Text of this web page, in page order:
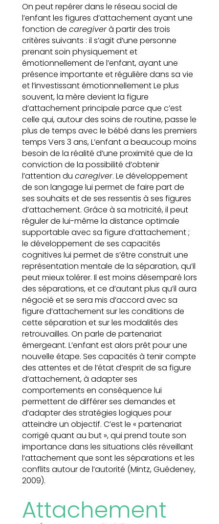
On peut repérer dans le réseau social de
l’enfant les figures d’attachement ayant une
fonction de caregiverà partir des trois
critères suivants : il s’agit d’une personne
prenant soin physiquement et
émotionnellement de l’enfant, ayant une
présence importante et régulière dans sa vie
et l’investissant émotionnellement Le plus
souvent, la mère devient la figure
d’attachement principale parce que c’est
celle qui, autour des soins de routine, passe le
plus de temps avec le bébé dans les premiers
temps Vers 3 ans, L’enfant a beaucoup moins
besoin de la réalité d’une proximité que de la
conviction de la possibilité d’obtenir
l’attention du caregiver. Le développement
de son langage lui permet de faire part de
ses souhaits et de ses ressentis à ses figures
d’attachement. Grâce à sa motricité, il peut
réguler de lui-même la distance optimale
supportable avec sa figure d’attachement ;
le développement de ses capacités
cognitives lui permet de s’être construit une
représentation mentale de la séparation, qu’il
peut mieux tolérer. Il est moins désemparé lors
des séparations, et ce d’autant plus qu’il aura
négocié et se sera mis d’accord avec sa
figure d’attachement sur les conditions de
cette séparation et sur les modalités des
retrouvailles. On parle de partenariat
émergeant. L’enfant est alors prêt pour une
nouvelle étape. Ses capacités à tenir compte
des attentes et de l’état d’esprit de sa figure
d’attachement, à adapter ses
comportements en conséquence lui
permettent de différer ses demandes et
d’adapter des stratégies logiques pour
atteindre un objectif. C’est le « partenariat
corrigé quant au but », qui prend toute son
importance dans les situations clés réveillant
l’attachement que sont les séparations et les
conflits autour de l’autorité (Mintz, Guédeney,
2009).
Attachement